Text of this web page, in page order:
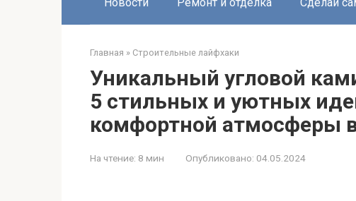
Главная » Строительные лайфхаки
Уникальный угловой
5 стильных и уютных
комфортной атмосферы
На чтение: 8 мин Опубликовано: 04.05.2024